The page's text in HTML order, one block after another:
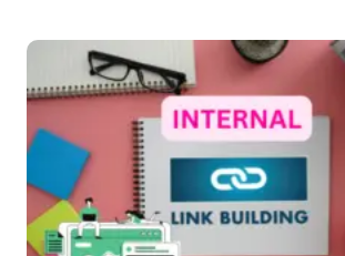
इ
न
व्य
व
सा
या
सा